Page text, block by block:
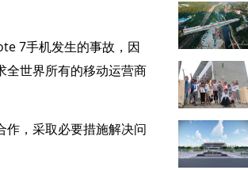
7手机发生的事故，因
全世界所有的移动运营商
作，采取必要措施解决问